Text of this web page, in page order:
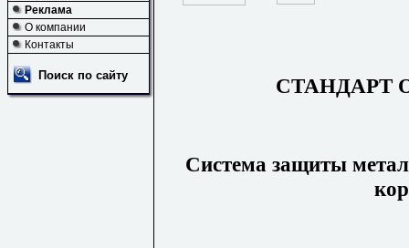
Реклама
О компании
Контакты
Поиск по сайту СТАНДАРТ
Система защиты